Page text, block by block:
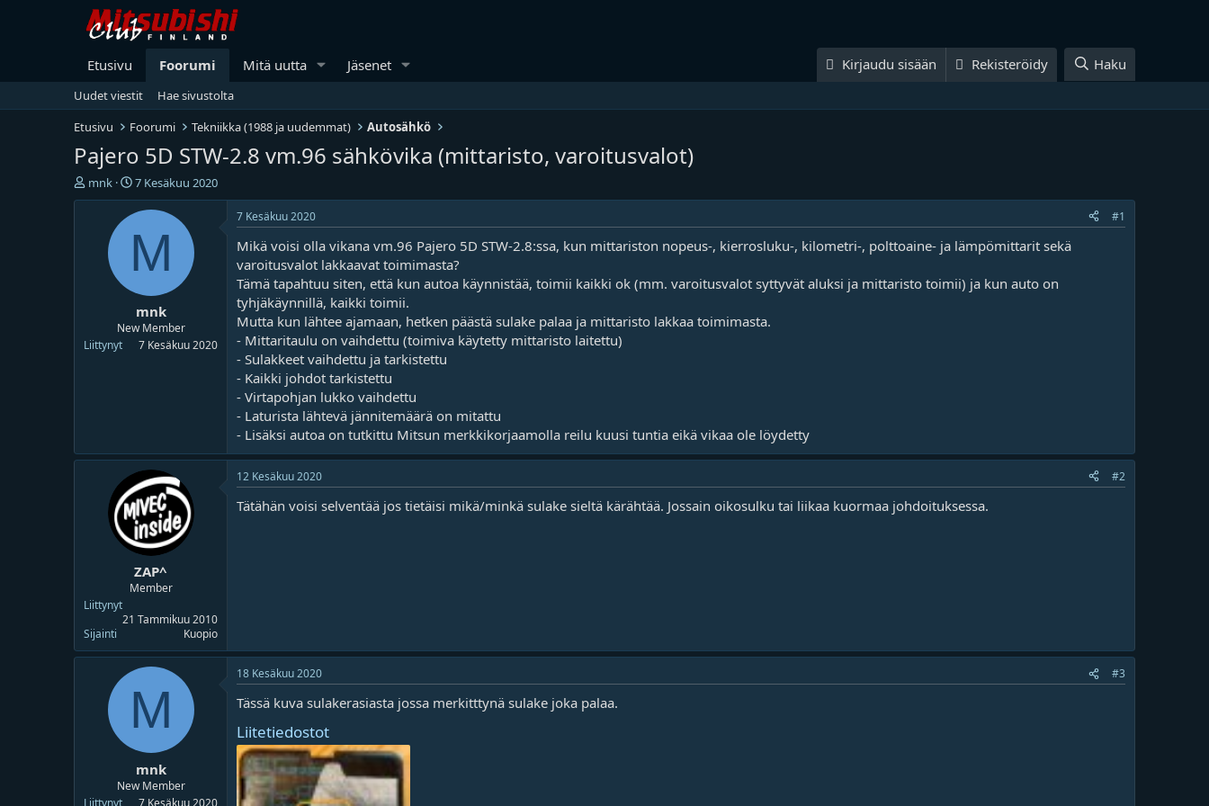
Etusivu Foorumi Mitä uutta Jäsenet Kirjaudu sisään Rekisteröidy Haku
Uudet viestit
Hae sivustolta
Etusivu
Foorumi Tekniikka (1988 ja uudemmat) Autosähkö
Pajero 5D STW-2.8 vm.96 sähkövika (mittaristo, varoitusvalot)
V
i
u
t
mnk
A
l
o
p
ä
i
v
7 Kesäkuu 2020
M
mnk
New Member
Liittynyt
7 Kesäkuu 2020
7 Kesäkuu 2020 #1
Mikä voisi olla vikana vm.96 Pajero 5D STW-2.8:ssa, kun mittariston nopeus-, kierrosluku-, kilometri-, polttoaine- ja lämpömittarit sekä
varoitusvalot lakkaavat toimimasta?
Tämä tapahtuu siten, että kun autoa käynnistää, toimii kaikki ok (mm. varoitusvalot syttyvät aluksi ja mittaristo toimii) ja kun auto on
tyhjäkäynnillä, kaikki toimii.
Mutta kun lähtee ajamaan, hetken päästä sulake palaa ja mittaristo lakkaa toimimasta.
- Mittaritaulu on vaihdettu (toimiva käytetty mittaristo laitettu)
- Sulakkeet vaihdettu ja tarkistettu
- Kaikki johdot tarkistettu
- Virtapohjan lukko vaihdettu
- Laturista lähtevä jännitemäärä on mitattu
- Lisäksi autoa on tutkittu Mitsun merkkikorjaamolla reilu kuusi tuntia eikä vikaa ole löydetty
ZAP^
Member
Liittynyt
21 Tammikuu 2010
Sijainti
Kuopio
12 Kesäkuu 2020 #2
Tätähän voisi selventää jos tietäisi mikä/minkä sulake sieltä kärähtää. Jossain oikosulku tai liikaa kuormaa johdoituksessa.
M
mnk
New Member
Liittynyt
7 Kesäkuu 2020
18 Kesäkuu 2020 #3
Tässä kuva sulakerasiasta jossa merkitttynä sulake joka palaa.
Liitetiedostot